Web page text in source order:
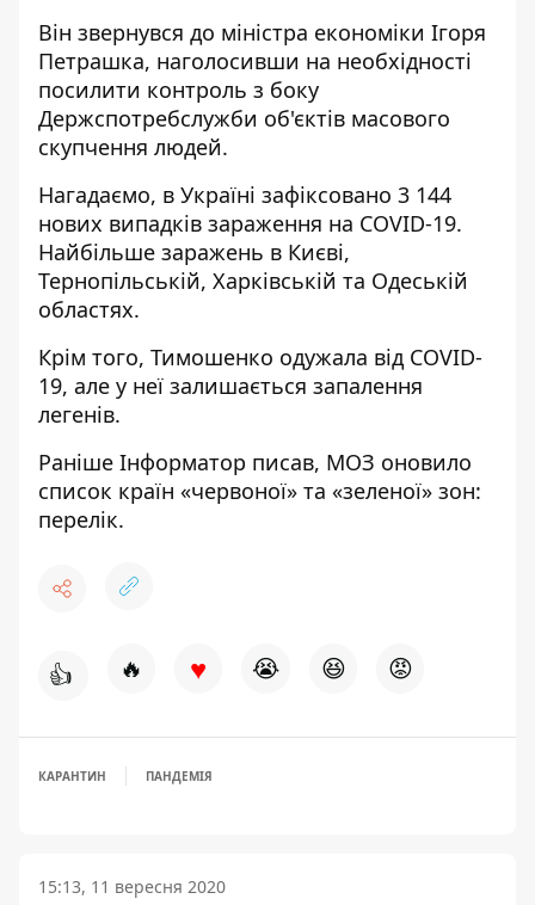
Він звернувся до міністра економіки Ігоря
Петрашка, наголосивши на необхідності
посилити контроль з боку
Держспотребслужби об'єктів масового
скупчення людей.
Нагадаємо, в Україні зафіксовано 3 144
нових випадків зараження на COVID-19.
Найбільше заражень в Києві,
Тернопільській, Харківській та Одеській
областях.
Крім того, Тимошенко одужала від COVID-
19, але у неї залишається запалення
легенів.
Раніше Інформатор писав, МОЗ оновило
список країн «червоної» та «зеленої» зон:
перелік.
👍 🔥 ♥ 😭 😆 😡
КАРАНТИН ПАНДЕМІЯ
15:13, 11 вересня 2020